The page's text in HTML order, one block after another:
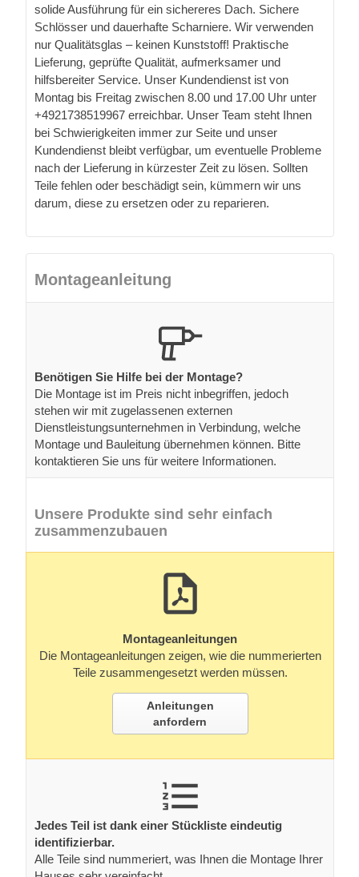
solide Ausführung für ein sichereres Dach. Sichere
Schlösser und dauerhafte Scharniere. Wir verwenden
nur Qualitätsglas – keinen Kunststoff! Praktische
Lieferung, geprüfte Qualität, aufmerksamer und
hilfsbereiter Service. Unser Kundendienst ist von
Montag bis Freitag zwischen 8.00 und 17.00 Uhr unter
+4921738519967 erreichbar. Unser Team steht Ihnen
bei Schwierigkeiten immer zur Seite und unser
Kundendienst bleibt verfügbar, um eventuelle Probleme
nach der Lieferung in kürzester Zeit zu lösen. Sollten
Teile fehlen oder beschädigt sein, kümmern wir uns
darum, diese zu ersetzen oder zu reparieren.
Montageanleitung
Benötigen Sie Hilfe bei der Montage?
Die Montage ist im Preis nicht inbegriffen, jedoch
stehen wir mit zugelassenen externen
Dienstleistungsunternehmen in Verbindung, welche
Montage und Bauleitung übernehmen können. Bitte
kontaktieren Sie uns für weitere Informationen.
Unsere Produkte sind sehr einfach
zusammenzubauen
Montageanleitungen
Die Montageanleitungen zeigen, wie die nummerierten
Teile zusammengesetzt werden müssen.
Anleitungen
anfordern
Jedes Teil ist dank einer Stückliste eindeutig
identifizierbar.
Alle Teile sind nummeriert, was Ihnen die Montage Ihrer